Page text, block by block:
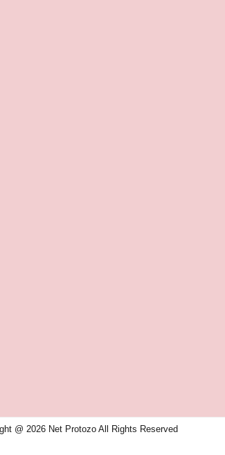
@ 2026 Net Protozo All Rights Reserved